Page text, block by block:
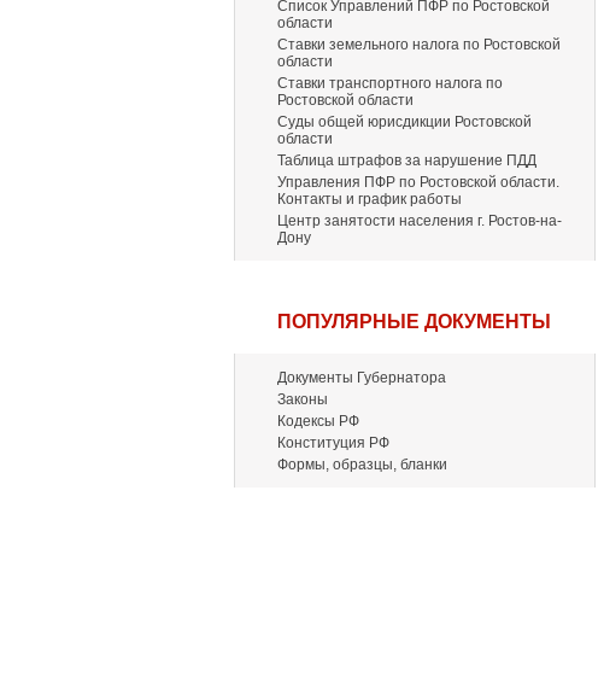
Список Управлений ПФР по Ростовской
области
Ставки земельного налога по Ростовской
области
Ставки транспортного налога по
Ростовской области
Суды общей юрисдикции Ростовской
области
Таблица штрафов за нарушение ПДД
Управления ПФР по Ростовской области.
Контакты и график работы
Центр занятости населения г. Ростов-на-
Дону
ПОПУЛЯРНЫЕ ДОКУМЕНТЫ
Документы Губернатора
Законы
Кодексы РФ
Конституция РФ
Формы, образцы, бланки